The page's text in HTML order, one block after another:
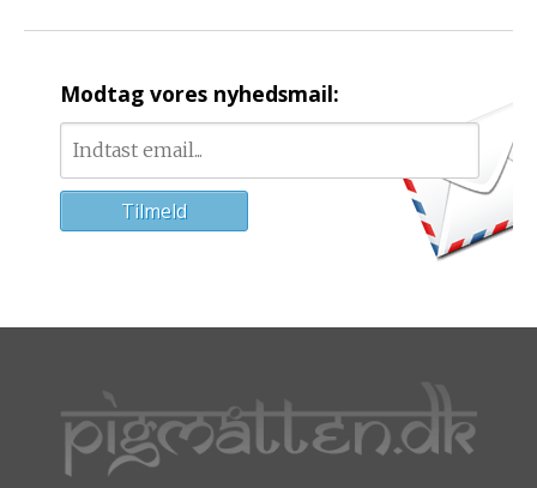
Modtag vores nyhedsmail: